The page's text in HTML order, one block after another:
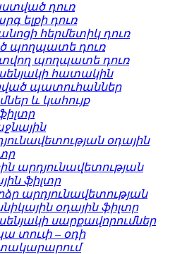
դուռ
ելքի դուռ
հերմետիկ դուռ
պողպատե դուռ
պողպատե դուռ
հատակին
պատուհաններ
և կահույք
օդային
արդյունավետության
ֆիլտր
արդյունավետության
օդային ֆիլտր
սարքավորումներ
տուփ – օդի